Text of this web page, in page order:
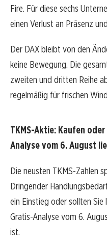
Fire. Für diese sechs
einen Verlust an Präsenz
Der DAX bleibt von den
keine Bewegung. Die
zweiten und dritten Reihe
regelmäßig für frischen
TKMS-Aktie: Kaufen
Analyse vom 6. August
Die neusten TKMS-Zahlen
Dringender
ein Einstieg oder sollten
Gratis-Analyse vom 6.
ist.